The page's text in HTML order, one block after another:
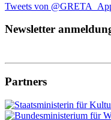
Tweets von
Newsletter
Partners